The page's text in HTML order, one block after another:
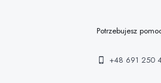
Potrzebujesz
+48 691 250